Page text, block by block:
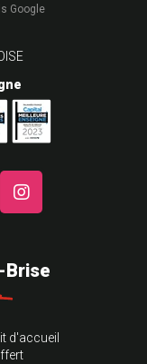
Google
Brise
d'accueil